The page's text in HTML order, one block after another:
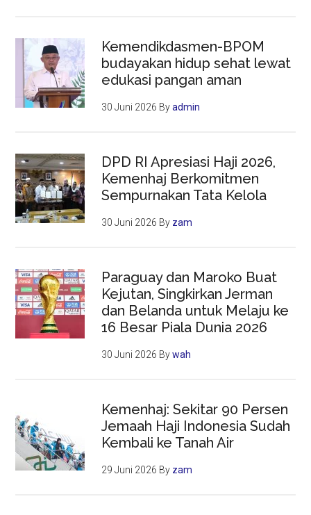
Kemendikdasmen-BPOM
budayakan hidup sehat lewat
edukasi pangan aman
30 Juni 2026 Byadmin
DPD RI Apresiasi Haji 2026,
Kemenhaj Berkomitmen
Sempurnakan Tata Kelola
30 Juni 2026 By zam
Paraguay dan Maroko Buat
Kejutan, Singkirkan Jerman
dan Belanda untuk Melaju ke
16 Besar Piala Dunia 2026
30 Juni 2026 Bywah
Kemenhaj: Sekitar 90 Persen
Jemaah Haji Indonesia Sudah
Kembali ke Tanah Air
29 Juni 2026 By zam